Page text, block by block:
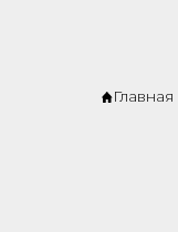
Главная